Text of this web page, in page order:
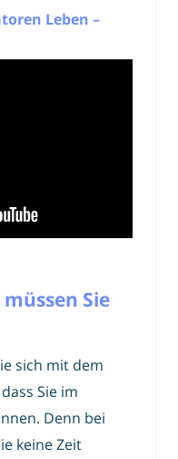
Leben –
Sie
sich mit dem
Sie im
Denn bei
keine Zeit